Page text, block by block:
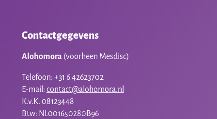
Contactgegevens
Alohomora (voorheen Mesdisc)
Telefoon: +31 6 42623702
E-mail: contact@alohomora.nl
K.v.K. 08123448
Btw: NL001650280B96